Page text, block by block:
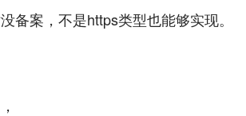
备案，不是https类型也能够实现。